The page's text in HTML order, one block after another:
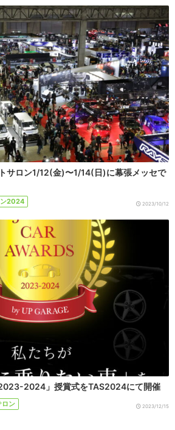
サロン1/12(金)〜1/14(日)に幕張メッセで
ン2024 2023/10/12
2024」授賞式をTAS2024にて開催
ロン 2023/12/15